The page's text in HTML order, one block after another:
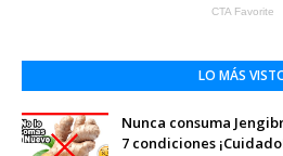
LO MÁS
Nunca consuma
7 condiciones